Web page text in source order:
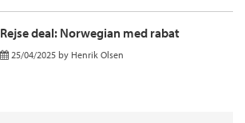
Rejse deal: Norwegian med rabat
25/04/2025 by Henrik Olsen